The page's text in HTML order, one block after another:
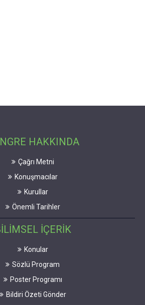
Başkanı
HAKKINDA
Çağrı Metni
Konuşmacılar
Kurullar
Önemli Tarihler
İÇERİK
Konular
Sözlü Program
Poster Programı
Bildiri Özeti Gönder